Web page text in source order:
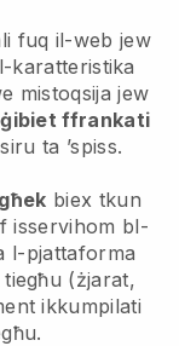
fuq il-web jew
karatteristika
mistoqsija jew
ffrankati
ta ’spiss.
biex tkun
isservihom bl-
l-pjattaforma
(żjarat,
ikkumpilati